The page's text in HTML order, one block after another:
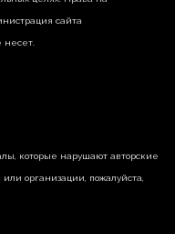
сайта
несет.
которые нарушают авторские
организации, пожалуйста,